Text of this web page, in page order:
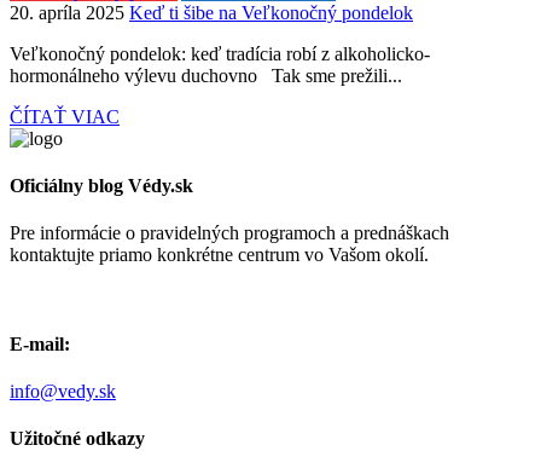
20. apríla 2025 Keď ti šibe na Veľkonočný pondelok
Veľkonočný pondelok: keď tradícia robí z alkoholicko-
hormonálneho výlevu duchovno Tak sme prežili...
ČÍTAŤ VIAC
Oficiálny blog Védy.sk
Pre informácie o pravidelných programoch a prednáškach
kontaktujte priamo konkrétne centrum vo Vašom okolí.
E-mail:
info@vedy.sk
Užitočné odkazy